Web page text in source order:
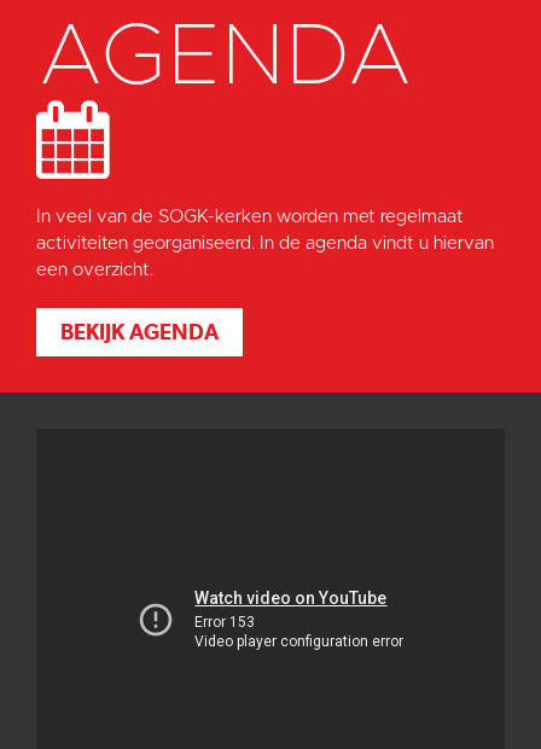
AGENDA
In veel van de SOGK-kerken worden met regelmaat
activiteiten georganiseerd. In de agenda vindt u hiervan
een overzicht.
BEKIJK AGENDA